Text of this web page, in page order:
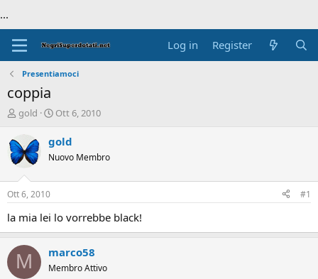
...
Log in Register
Presentiamoci
coppia
T
e
a
d
t
a
e
r
gold
S
a
t
t
e
Ott 6, 2010
gold
Nuovo Membro
Ott 6, 2010 #1
la mia lei lo vorrebbe black!
M marco58
Membro Attivo